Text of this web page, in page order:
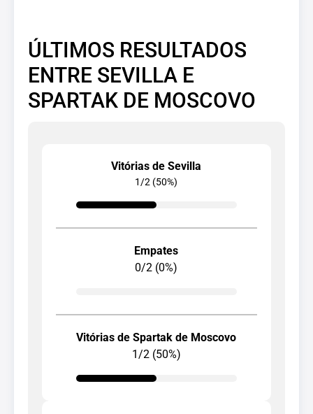
ÚLTIMOS RESULTADOS
ENTRE SEVILLA E
SPARTAK DE MOSCOVO
Vitórias de Sevilla
1/2 (50%)
Empates
0/2 (0%)
Vitórias de Spartak de Moscovo
1/2 (50%)